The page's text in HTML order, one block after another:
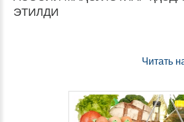
ЭТИЛДИ
Читать